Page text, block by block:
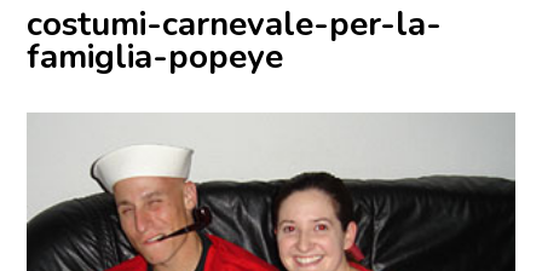
costumi-carnevale-per-la-
famiglia-popeye